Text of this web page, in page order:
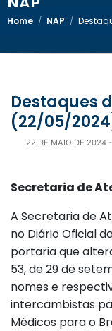
Home / NAP /
Destaques do Diário Oficial
(22/05/
22 DE MAIO DE 2024
Secretaria de
A Secretaria de
no Diário Oficial
portaria que
53, de 29 de
nomes e
intercambistas
Médicos para o